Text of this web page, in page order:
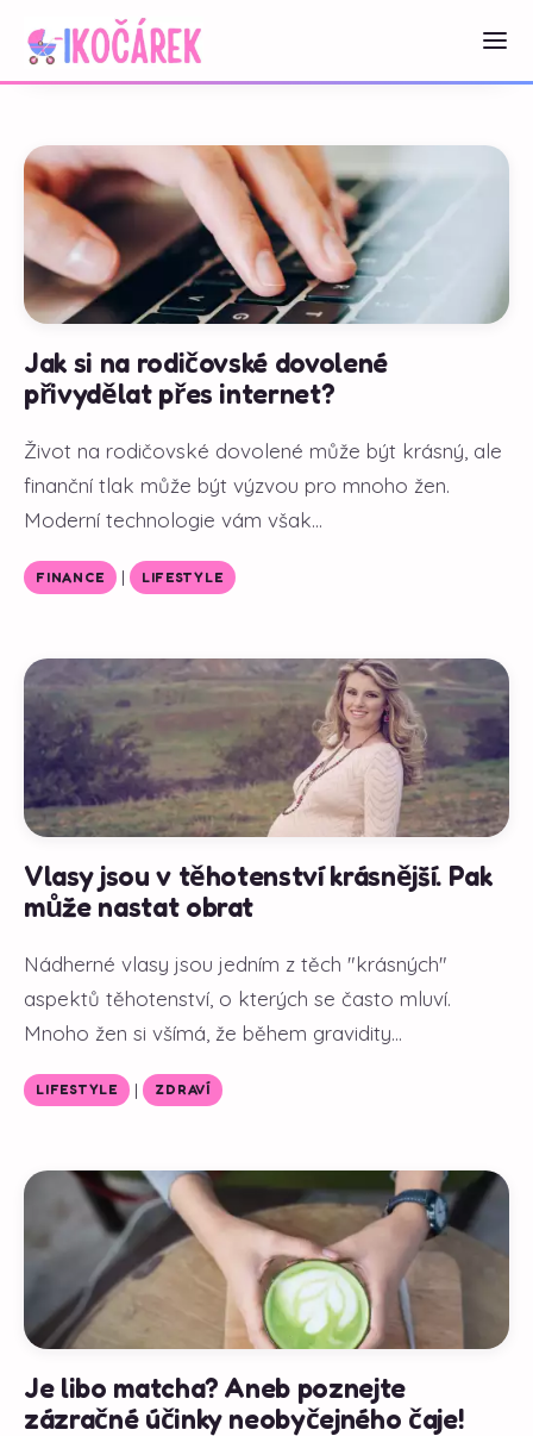
Jak si na rodičovské dovolené
přivydělat přes internet?
Život na rodičovské dovolené může být krásný, ale
finanční tlak může být výzvou pro mnoho žen.
Moderní technologie vám však...
FINANCE | LIFESTYLE
Vlasy jsou v těhotenství krásnější. Pak
může nastat obrat
Nádherné vlasy jsou jedním z těch "krásných"
aspektů těhotenství, o kterých se často mluví.
Mnoho žen si všímá, že během gravidity...
LIFESTYLE | ZDRAVÍ
Je libo matcha? Aneb poznejte
zázračné účinky neobyčejného čaje!